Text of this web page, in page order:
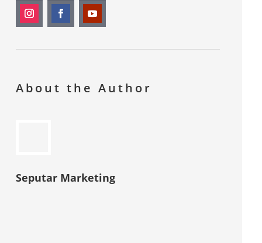
About the Author
Seputar Marketing